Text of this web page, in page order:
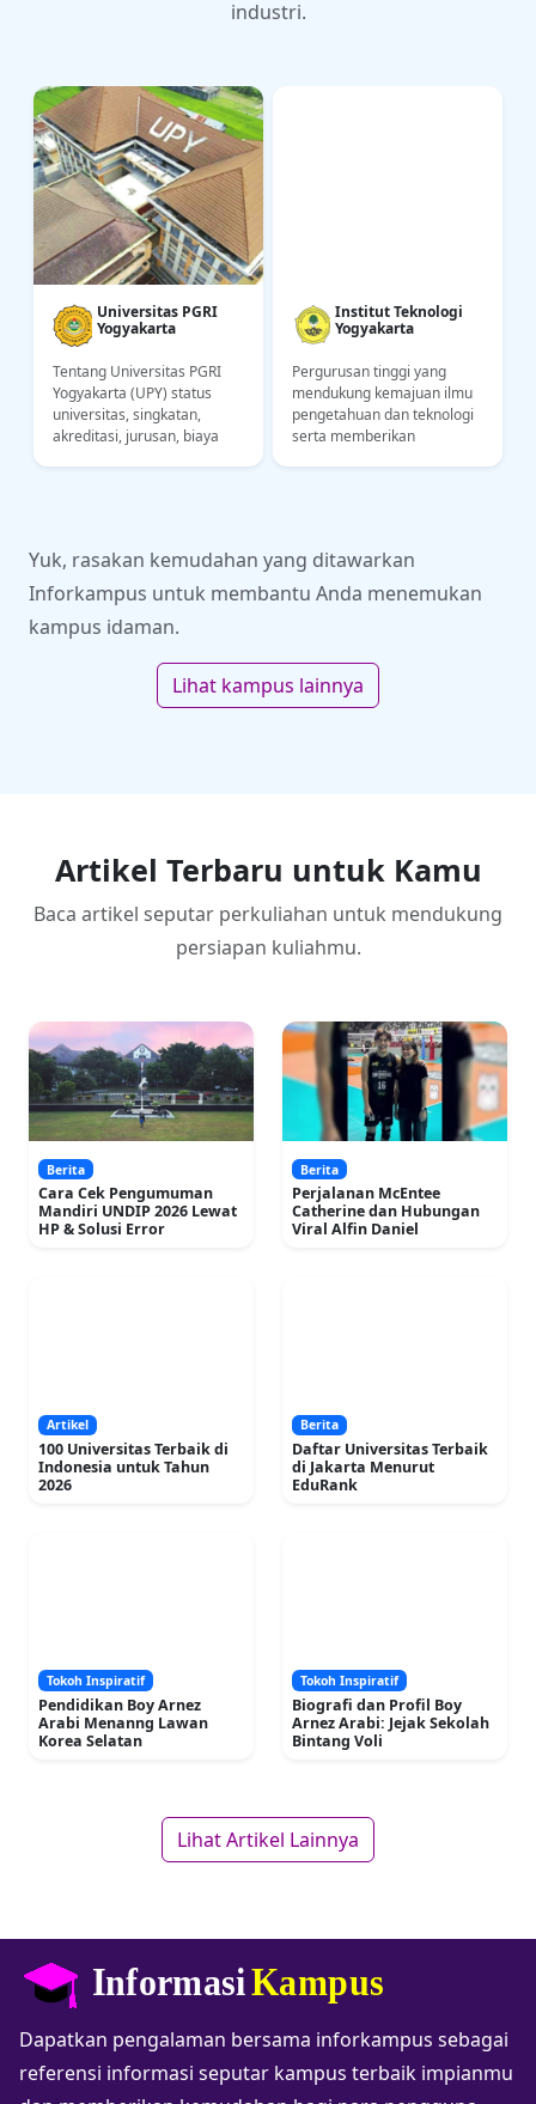
industri.
Universitas PGRI
Yogyakarta
Tentang Universitas PGRI
Yogyakarta (UPY) status
universitas, singkatan,
akreditasi, jurusan, biaya
Institut Teknologi
Yogyakarta
Pergurusan tinggi yang
mendukung kemajuan ilmu
pengetahuan dan teknologi
serta memberikan
Yuk, rasakan kemudahan yang ditawarkan
Inforkampus untuk membantu Anda menemukan
kampus idaman.
Lihat kampus lainnya
Artikel Terbaru untuk Kamu
Baca artikel seputar perkuliahan untuk mendukung
persiapan kuliahmu.
Berita
Cara Cek Pengumuman
Mandiri UNDIP 2026 Lewat
HP & Solusi Error
Berita
Perjalanan McEntee
Catherine dan Hubungan
Viral Alfin Daniel
Artikel
100 Universitas Terbaik di
Indonesia untuk Tahun
2026
Berita
Daftar Universitas Terbaik
di Jakarta Menurut
EduRank
Tokoh Inspiratif
Pendidikan Boy Arnez
Arabi Menanng Lawan
Korea Selatan
Tokoh Inspiratif
Biografi dan Profil Boy
Arnez Arabi: Jejak Sekolah
Bintang Voli
Lihat Artikel Lainnya
Dapatkan pengalaman bersama inforkampus sebagai
referensi informasi seputar kampus terbaik impianmu